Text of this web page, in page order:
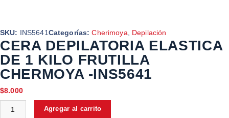
SKU: INS5641Categorías: Cherimoya Depilación
CERA DEPILATORIA ELASTICA
DE 1 KILO FRUTILLA
CHERMOYA -INS5641
$8.000
Agregar al carrito